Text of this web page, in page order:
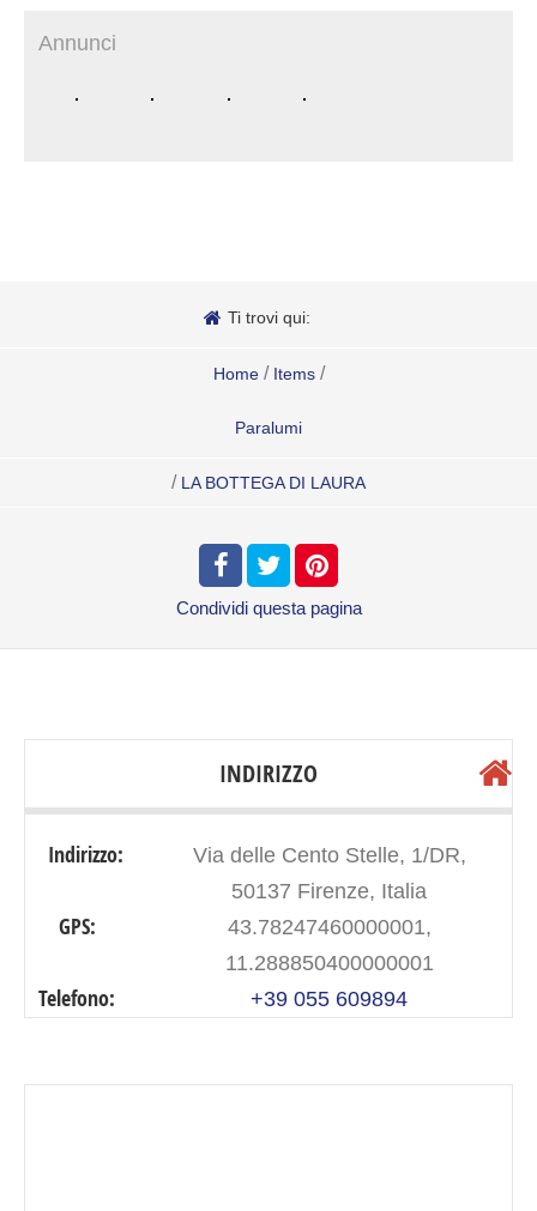
Annunci
Ti trovi qui:
Home / Items /
Paralumi
/ LA BOTTEGA DI LAURA
Condividi questa pagina
INDIRIZZO
Indirizzo:
Via delle Cento Stelle, 1/DR,
50137 Firenze, Italia
GPS:
43.78247460000001,
11.288850400000001
Telefono: +39 055 609894